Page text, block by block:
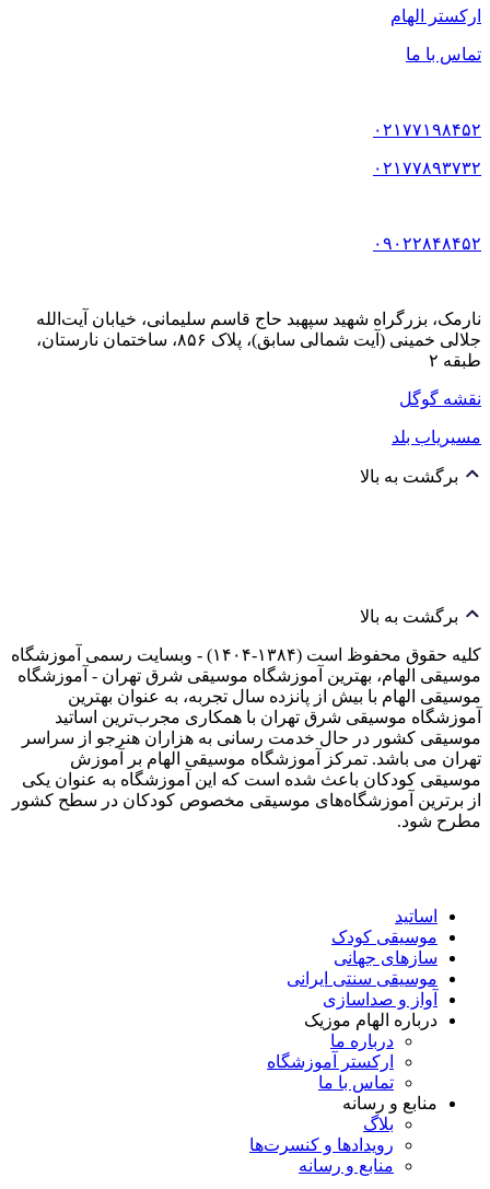
ارکستر الهام
تماس با ما
۰۲۱۷۷۱۹۸۴۵۲
۰۲۱۷۷۸۹۳۷۳۲
۰۹۰۲۲۸۴۸۴۵۲
نارمک، بزرگراه شهید سپهبد حاج قاسم سلیمانی، خیابان آیت‌الله
جلالی خمینی (آیت شمالی سابق)، پلاک ۸۵۶، ساختمان نارستان،
طبقه ۲
نقشه گوگل
مسیریاب بلد
برگشت به بالا
برگشت به بالا
کلیه حقوق محفوظ است (۱۳۸۴-۱۴۰۴) - وبسایت رسمی آموزشگاه
موسیقی الهام، بهترین آموزشگاه موسیقی شرق تهران - آموزشگاه
موسیقی الهام با بیش از پانزده سال تجربه، به عنوان بهترین
آموزشگاه موسیقی شرق تهران با همکاری مجرب‌ترین اساتید
موسیقی کشور در حال خدمت رسانی به هزاران هنرجو از سراسر
تهران می باشد. تمرکز آموزشگاه موسیقی الهام بر آموزش
موسیقی کودکان باعث شده است که این آموزشگاه به عنوان یکی
از برترین آموزشگاه‌های موسیقی مخصوص کودکان در سطح کشور
مطرح شود.
اساتید
موسیقی کودک
سازهای جهانی
موسیقی سنتی ایرانی
آواز و صداسازی
درباره الهام موزیک
درباره ما
ارکستر آموزشگاه
تماس با ما
منابع و رسانه
بلاگ
رویدادها و کنسرت‌ها
منابع و رسانه